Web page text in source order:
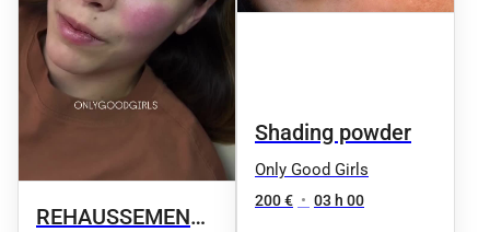
REHAUSSEMENT
Shading powder
Only Good Girls
200 € • 03 h 00